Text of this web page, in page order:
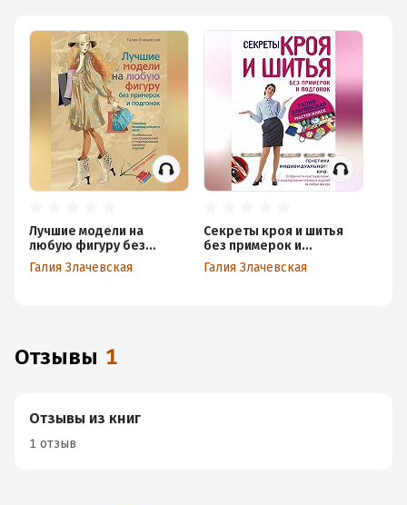
Лучшие модели на
любую фигуру без
примерок и подгонок
Галия Злачевская
Секреты кроя и шитья
без примерок и
подгонок
Галия Злачевская
Отзывы 1
Отзывы из книг
1 отзыв